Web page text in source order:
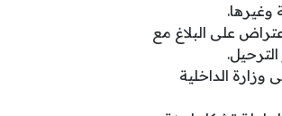
وغيرها.
للعامل الاعتراض على البلاغ مع
وزارة الداخلية